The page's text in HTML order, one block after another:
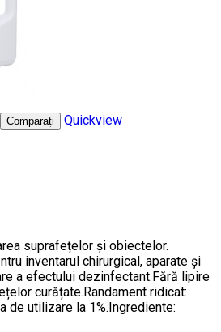
Comparați
Quickview
suprafețelor și obiectelor.
inventarul chirurgical, aparate și
a efectului dezinfectant.Fără lipire
curățate.Randament ridicat:
de utilizare la 1%.Ingrediente: